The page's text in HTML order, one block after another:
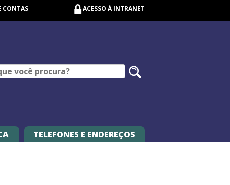
CONTAS ACESSO À INTRANET
TELEFONES E ENDEREÇOS